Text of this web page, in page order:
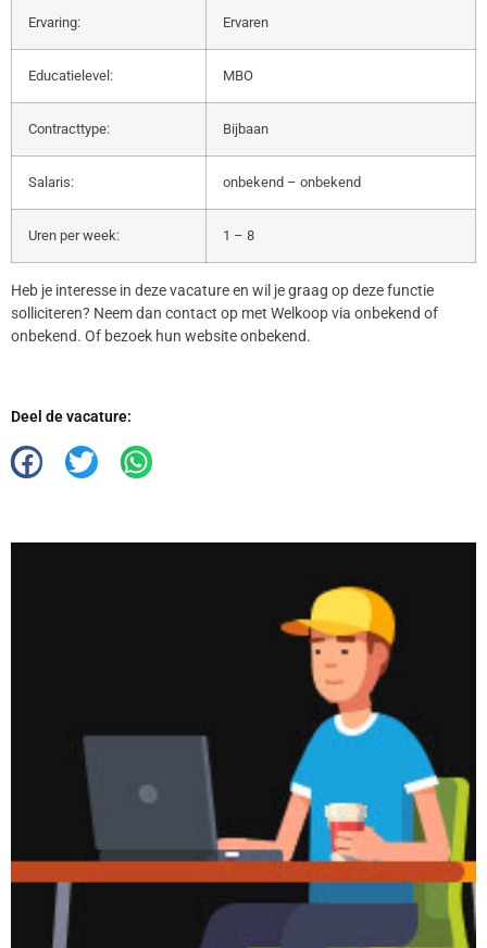
Ervaring: Ervaren
Educatielevel: MBO
Contracttype: Bijbaan
Salaris: onbekend – onbekend
Uren per week: 1 – 8
Heb je interesse in deze vacature en wil je graag op deze functie
solliciteren? Neem dan contact op met Welkoop via onbekend of
onbekend. Of bezoek hun website onbekend.
Deel de vacature: